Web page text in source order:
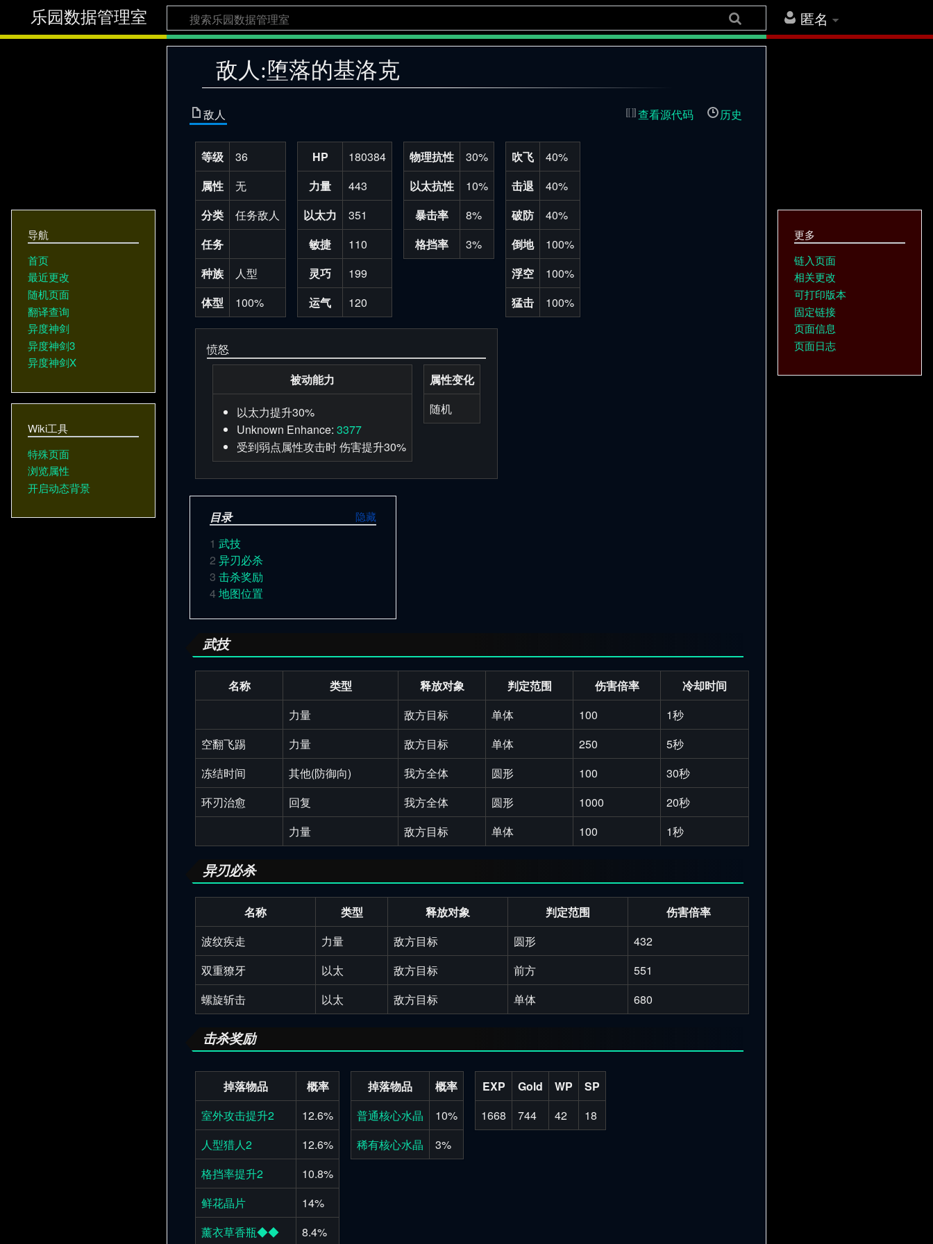
匿名
乐园数据管理室
敌人:堕落的基洛克
敌人 查看源代码 历史
等级
36
属性
无
分类
任务敌人
任务
种族
人型
体型
100%
HP
180384
力量
443
以太力
351
敏捷
110
灵巧
199
运气
120
物理抗性
30%
以太抗性
10%
暴击率
8%
格挡率
3%
吹飞
40%
击退
40%
破防
40%
倒地
100%
浮空
100%
猛击
100%
愤怒
被动能力
以太力提升30%
Unknown Enhance: 3377
受到弱点属性攻击时 伤害提升30%
属性变化
随机
目录
1 武技
2 异刃必杀
3 击杀奖励
4地图位置
武技
名称 类型 释放对象 判定范围 伤害倍率
冷却时间
力量
敌方目标 单体 100
1秒
空翻飞踢
力量 敌方目标 单体 250
5秒
冻结时间
其他(防御向) 我方全体 圆形 100
30秒
环刃治愈
回复 我方全体 圆形 1000
20秒
力量
敌方目标 单体 100 1秒
异刃必杀
名称 类型 释放对象 判定范围
伤害倍率
波纹疾走
力量 敌方目标 圆形
432
双重獠牙
以太 敌方目标 前方
551
螺旋斩击
以太 敌方目标 单体 680
击杀奖励
掉落物品
概率
室外攻击提升2
12.6%
人型猎人2
12.6%
格挡率提升2
10.8%
鲜花晶片
14%
薰衣草香瓶◆◆
8.4%
掉落物品
概率
普通核心水晶
10%
稀有核心水晶
3%
EXP Gold WP
SP
1668
744 42 18
导航
首页
最近更改
随机页面
翻译查询
异度神剑
异度神剑3
异度神剑X
Wiki工具
特殊页面
浏览属性
开启动态背景
更多
链入页面
相关更改
可打印版本
固定链接
页面信息
页面日志